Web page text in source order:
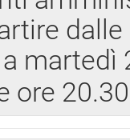
ore